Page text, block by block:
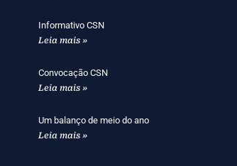
Informativo CSN
Leia mais »
Convocação CSN
Leia mais »
Um balanço de meio do ano
Leia mais »